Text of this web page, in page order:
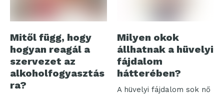
Mitől függ, hogy
hogyan reagál a
szervezet az
alkoholfogyasztás
ra?
Milyen okok
állhatnak a hüvelyi
fájdalom
hátterében?
A hüvelyi fájdalom sok nő